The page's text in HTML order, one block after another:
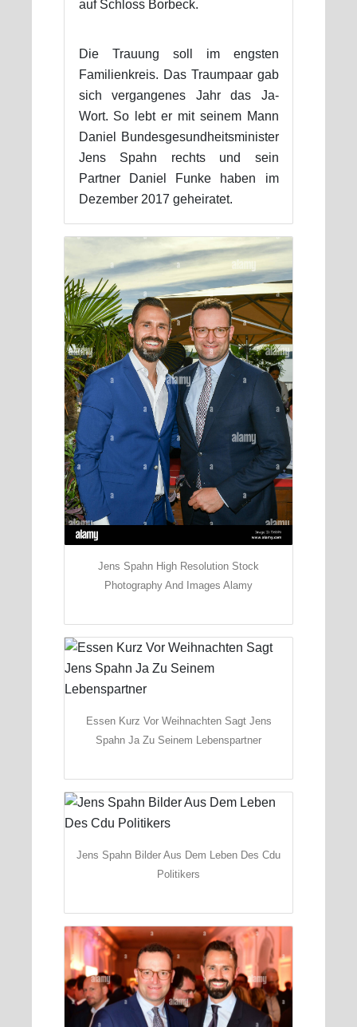
auf Schloss Borbeck.
Die Trauung soll im engsten
Familienkreis. Das Traumpaar gab
sich vergangenes Jahr das Ja-
Wort. So lebt er mit seinem Mann
Daniel Bundesgesundheitsminister
Jens Spahn rechts und sein
Partner Daniel Funke haben im
Dezember 2017 geheiratet.
Jens Spahn High Resolution Stock
Photography And Images Alamy
Essen Kurz Vor Weihnachten Sagt Jens
Spahn Ja Zu Seinem Lebenspartner
Jens Spahn Bilder Aus Dem Leben Des Cdu
Politikers